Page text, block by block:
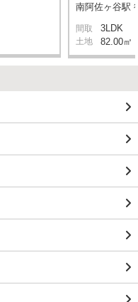
南阿佐ヶ谷駅
間取 3LDK
土地 82.00㎡